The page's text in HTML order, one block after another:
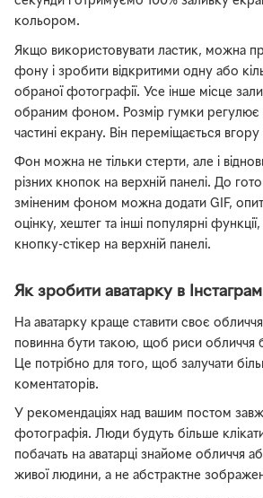
кольором.
Якщо використовувати ластик, можна
фону і зробити відкритими одну або
обраної фотографії. Усе інше місце
обраним фоном. Розмір гумки регулює
частині екрану. Він переміщається вгору
Фон можна не тільки стерти, але і
різних кнопок на верхній панелі. До
зміненим фоном можна додати GIF,
оцінку, хештег та інші популярні
кнопку-стікер на верхній панелі.
Як зробити аватарку в Інстаграм
На аватарку краще ставити своє
повинна бути такою, щоб риси обличчя
Це потрібно для того, щоб залучати
коментаторів.
У рекомендаціях над вашим постом
фотографія. Люди будуть більше
побачать на аватарці знайоме обличчя
живої людини, а не абстрактне